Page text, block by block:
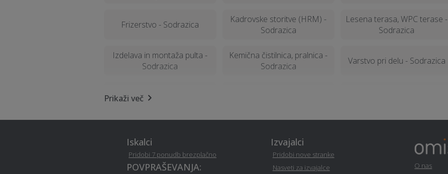
Frizerstvo - Sodrazica
Kadrovske storitve (HRM) -
Sodrazica
Lesena terasa, WPC terase -
Sodrazica
Izdelava in montaža pulta -
Sodrazica
Kemična čistilnica, pralnica -
Sodrazica
Varstvo pri delu - Sodrazica
Stenske obloge - Sodrazica
ob ločitvi - Sodrazica
Kozmetični salon - Sodrazica Montažne hiše - Sodrazica
Prehransko svetovanje -
Prikaži več
Iskalci
Pridobi 7 ponudb brezplačno
POVPRAŠEVANJA:
Izvajalci
Pridobi nove stranke
Nasveti za izvajalce
O nas